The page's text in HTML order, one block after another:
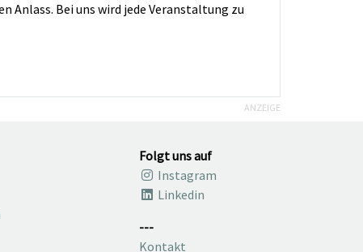
Anlass. Bei uns wird jede Veranstaltung zu
ANZEIGE
Folgt uns auf
Instagram
Linkedin
---
Kontakt